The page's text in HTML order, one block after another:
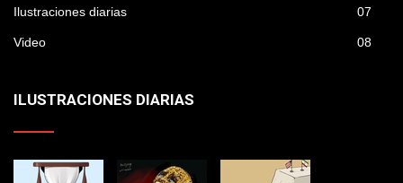
Ilustraciones diarias 07
Video 08
ILUSTRACIONES DIARIAS